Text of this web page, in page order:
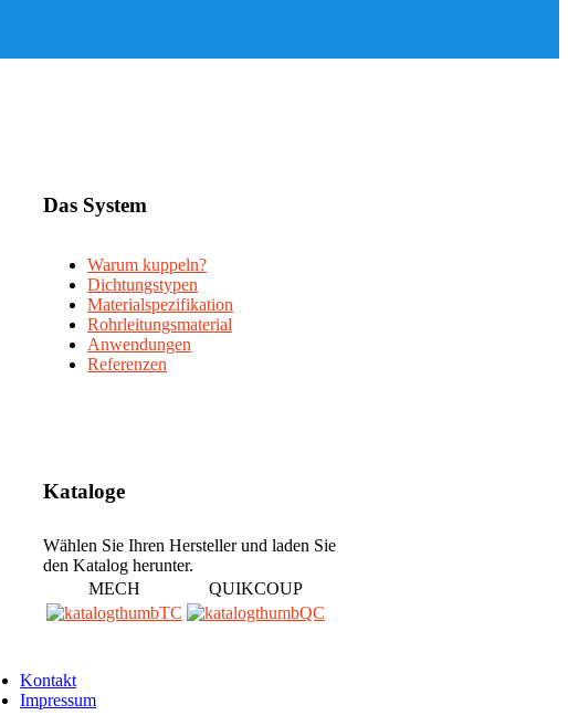
Das System
Warum kuppeln?
Dichtungstypen
Materialspezifikation
Rohrleitungsmaterial
Anwendungen
Referenzen
Kataloge
Wählen Sie Ihren Hersteller und laden Sie
den Katalog herunter.
MECH
QUIKCOUP
Kontakt
Impressum